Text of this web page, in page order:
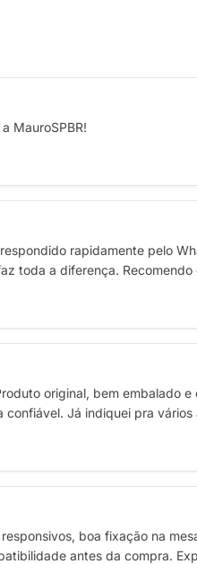
MauroSPBR!
rapidamente pelo
toda a diferença. Recomendo
original, bem embalado
Já indiquei pra vários
boa fixação na
antes da compra.